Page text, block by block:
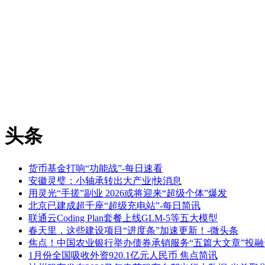
头条
货币基金打响“功能战”-每日速看
安徽灵璧：小轴承转出大产业|快消息
用灵光“手搓”副业 2026或将迎来“超级个体”爆发
北京已建成超千座“超级充电站”-每日简讯
联通云Coding Plan套餐上线GLM-5等五大模型
春天里，这些建设项目“进度条”加速更新！-微头条
焦点！中国农业银行举办债券承销服务“五篇大文章”投
1月份全国吸收外资920.1亿元人民币 焦点简讯